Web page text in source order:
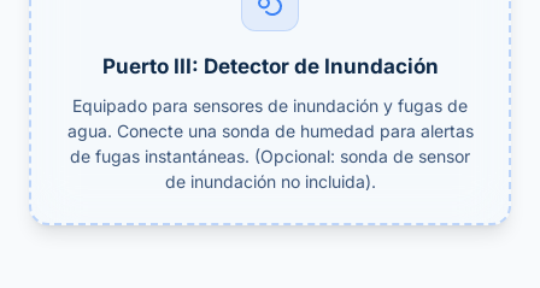
Puerto III: Detector de Inundación
Equipado para sensores de inundación y fugas de
agua. Conecte una sonda de humedad para alertas
de fugas instantáneas. (Opcional: sonda de sensor
de inundación no incluida).